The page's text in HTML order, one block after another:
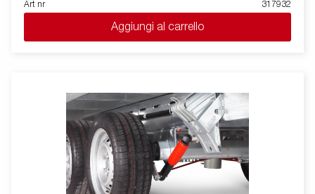
Art nr 317932
Aggiungi al carrello